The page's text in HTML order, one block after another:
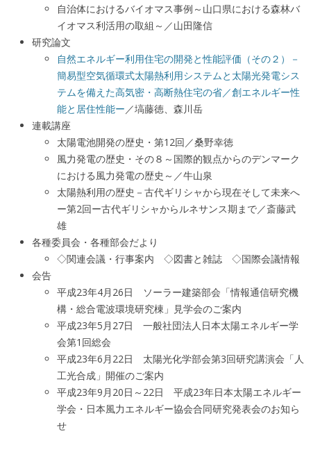
自治体におけるバイオマス事例～山口県における森林バ
イオマス利活用の取組～／山田隆信
研究論文
自然エネルギー利用住宅の開発と性能評価（その２）－
簡易型空気循環式太陽熱利用システムと太陽光発電シス
テムを備えた高気密・高断熱住宅の省／創エネルギー性
能と居住性能ー／塙藤徳、森川岳
連載講座
太陽電池開発の歴史・第12回／桑野幸徳
風力発電の歴史・その８～国際的観点からのデンマーク
における風力発電の歴史～／牛山泉
太陽熱利用の歴史－古代ギリシャから現在そして未来へ
ー第2回ー古代ギリシャからルネサンス期まで／斎藤武
雄
各種委員会・各種部会だより
◇関連会議・行事案内 ◇図書と雑誌 ◇国際会議情報
会告
平成23年4月26日 ソーラー建築部会「情報通信研究機
構・総合電波環境研究棟」見学会のご案内
平成23年5月27日 一般社団法人日本太陽エネルギー学
会第1回総会
平成23年6月22日 太陽光化学部会第3回研究講演会「人
工光合成」開催のご案内
平成23年9月20日～22日 平成23年日本太陽エネルギー
学会・日本風力エネルギー協会合同研究発表会のお知ら
せ